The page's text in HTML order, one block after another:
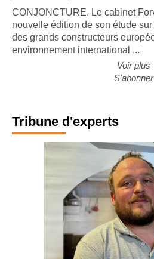
CONJONCTURE. Le cabinet
nouvelle édition de son étude
des grands constructeurs
environnement international ...
Voir plus
S'abonner
Tribune d'experts